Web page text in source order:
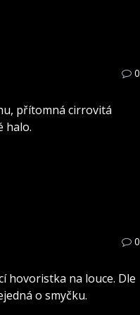
0
přítomná cirrovitá
halo.
0
hovoristka na louce. Dle
o smyčku.